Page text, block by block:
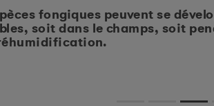
fongiques peuvent se
soit dans le champs, soit